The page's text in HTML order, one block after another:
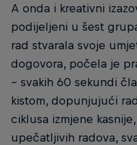
A onda i kreativni
podijeljeni u šest
rad stvarala svoje
dogovora, počela je
– svakih 60 sekundi
kistom, dopunjujući
ciklusa izmjene
upečatljivih radova,